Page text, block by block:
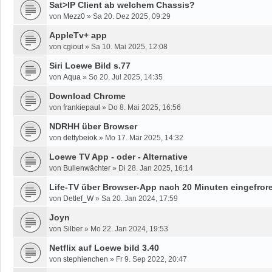
Sat>IP Client ab welchem Chassis?
von Mezz0 » Sa 20. Dez 2025, 09:29
AppleTv+ app
von cgiout» Sa 10. Mai 2025, 12:08
Siri Loewe Bild s.77
von Aqua » So 20. Jul 2025, 14:35
Download Chrome
von frankiepaul » Do 8. Mai 2025, 16:56
NDRHH über Browser
von dettybeiok » Mo 17. Mär 2025, 14:32
Loewe TV App - oder - Alternative
von Bullenwächter » Di 28. Jan 2025, 16:14
Life-TV über Browser-App nach 20 Minuten
von Detlef_W» Sa 20. Jan 2024, 17:59
Joyn
von Silber » Mo 22. Jan 2024, 19:53
Netflix auf Loewe bild 3.40
von stephienchen » Fr 9. Sep 2022, 20:47